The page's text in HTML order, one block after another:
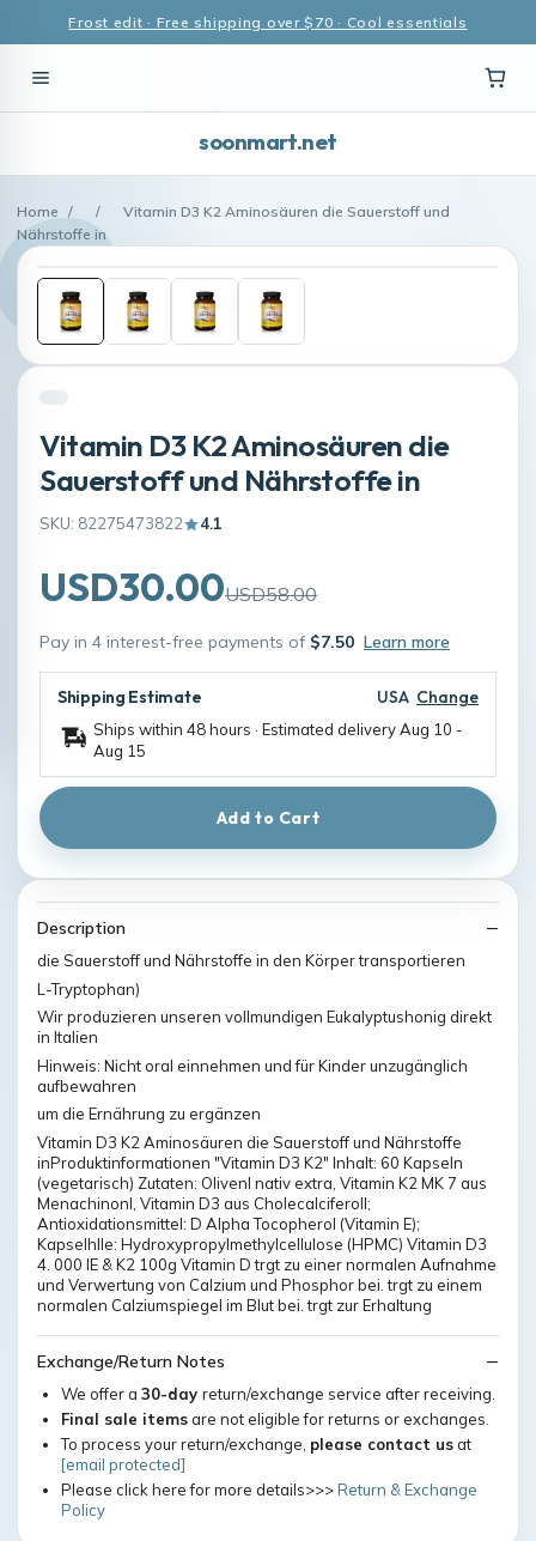
Frost edit · Free shipping over $70 · Cool essentials
soonmart.net
Home / /
Vitamin D3 K2 Aminosäuren die Sauerstoff und
Nährstoffe in
Vitamin D3 K2 Aminosäuren die
Sauerstoff und Nährstoffe in
SKU: 82275473822 4.1
USD30.00USD58.00
Pay in 4 interest-free payments of $7.50 Learn more
Shipping Estimate USA Change
Ships within 48 hours · Estimated deliveryAug 10 -
Aug 15
Add to Cart
Description
die Sauerstoff und Nährstoffe in den Körper transportieren
L-Tryptophan)
Wir produzieren unseren vollmundigen Eukalyptushonig direkt
in Italien
Hinweis: Nicht oral einnehmen und für Kinder unzugänglich
aufbewahren
um die Ernährung zu ergänzen
Vitamin D3 K2 Aminosäuren die Sauerstoff und Nährstoffe
inProduktinformationen "Vitamin D3 K2" Inhalt: 60 Kapseln
(vegetarisch) Zutaten: Olivenl nativ extra, Vitamin K2 MK 7 aus
Menachinonl, Vitamin D3 aus Cholecalciferoll;
Antioxidationsmittel: D Alpha Tocopherol (Vitamin E);
Kapselhlle: Hydroxypropylmethylcellulose (HPMC) Vitamin D3
4. 000 IE & K2 100g Vitamin D trgt zu einer normalen Aufnahme
und Verwertung von Calzium und Phosphor bei. trgt zu einem
normalen Calziumspiegel im Blut bei. trgt zur Erhaltung
Exchange/Return Notes
We offer a 30-day return/exchange service after receiving.
Final sale itemsare not eligible for returns or exchanges.
To process your return/exchange, please contact usat
[email protected]
Please click here for more details>>>Return & Exchange
Policy